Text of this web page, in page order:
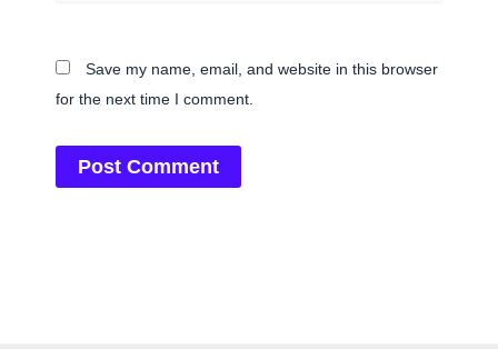
Save my name, email, and website in this browser
for the next time I comment.